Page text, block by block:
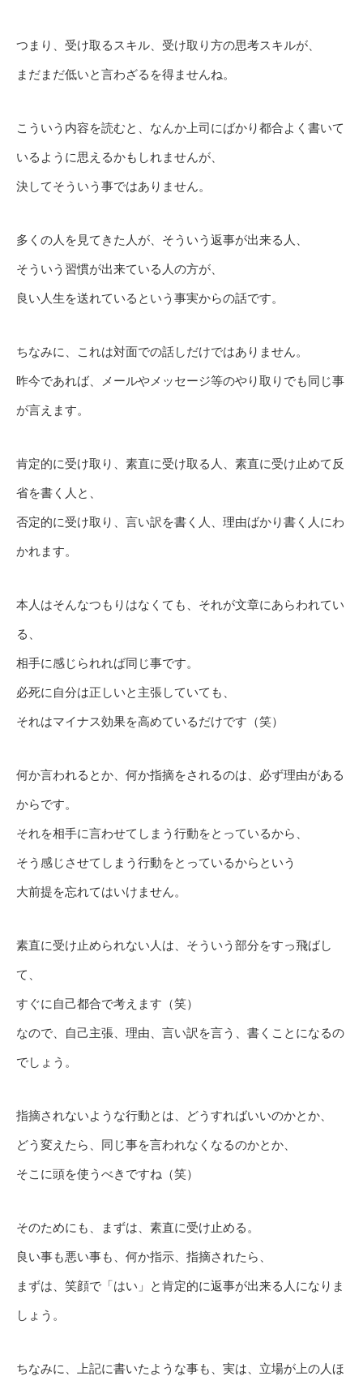
つまり、受け取るスキル、受け取り方の思考スキルが、
まだまだ低いと言わざるを得ませんね。
こういう内容を読むと、なんか上司にばかり都合よく書いて
いるように思えるかもしれませんが、
決してそういう事ではありません。
多くの人を見てきた人が、そういう返事が出来る人、
そういう習慣が出来ている人の方が、
良い人生を送れているという事実からの話です。
ちなみに、これは対面での話しだけではありません。
昨今であれば、メールやメッセージ等のやり取りでも同じ事
が言えます。
肯定的に受け取り、素直に受け取る人、素直に受け止めて反
省を書く人と、
否定的に受け取り、言い訳を書く人、理由ばかり書く人にわ
かれます。
本人はそんなつもりはなくても、それが文章にあらわれてい
る、
相手に感じられれば同じ事です。
必死に自分は正しいと主張していても、
それはマイナス効果を高めているだけです（笑）
何か言われるとか、何か指摘をされるのは、必ず理由がある
からです。
それを相手に言わせてしまう行動をとっているから、
そう感じさせてしまう行動をとっているからという
大前提を忘れてはいけません。
素直に受け止められない人は、そういう部分をすっ飛ばし
て、
すぐに自己都合で考えます（笑）
なので、自己主張、理由、言い訳を言う、書くことになるの
でしょう。
指摘されないような行動とは、どうすればいいのかとか、
どう変えたら、同じ事を言われなくなるのかとか、
そこに頭を使うべきですね（笑）
そのためにも、まずは、素直に受け止める。
良い事も悪い事も、何か指示、指摘されたら、
まずは、笑顔で「はい」と肯定的に返事が出来る人になりま
しょう。
ちなみに、上記に書いたような事も、実は、立場が上の人ほ